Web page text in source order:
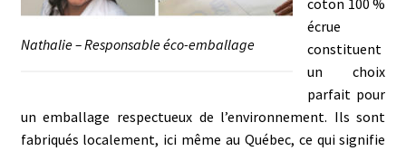
Nathalie – Responsable éco-emballage
écrue
constituent
un choix
parfait pour
un emballage respectueux de l’environnement. Ils sont
fabriqués localement, ici même au Québec, ce qui signifie